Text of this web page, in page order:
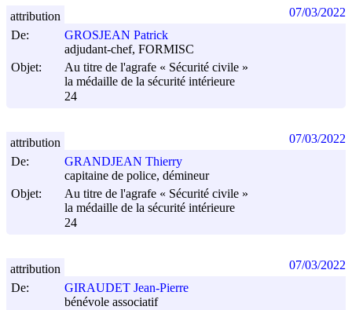
De:
GROSJEAN Patrick
adjudant-chef, FORMISC
Objet:
Au titre de l'agrafe « Sécurité civile »
la médaille de la sécurité intérieure
24
attribution 07/03/2022
De:
GRANDJEAN Thierry
capitaine de police, démineur
Objet:
Au titre de l'agrafe « Sécurité civile »
la médaille de la sécurité intérieure
24
attribution 07/03/2022
De:
GIRAUDET Jean-Pierre
bénévole associatif
attribution 07/03/2022